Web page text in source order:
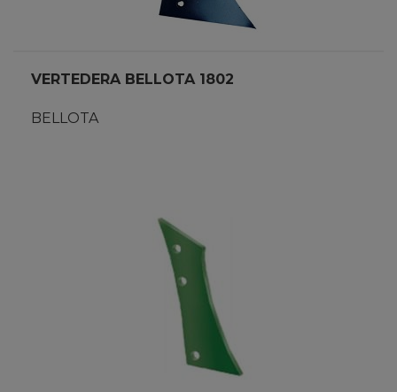
VERTEDERA BELLOTA 1802
BELLOTA